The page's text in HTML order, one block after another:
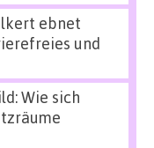
ebnet
und
Wie sich